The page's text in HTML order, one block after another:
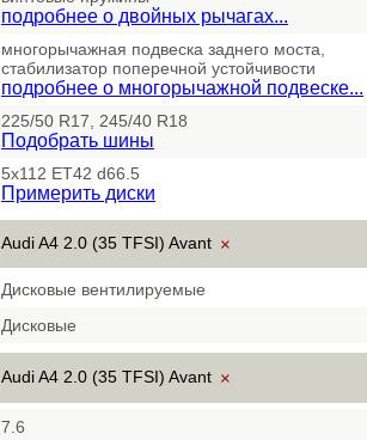
подробнее о двойных рычагах...
многорычажная подвеска заднего моста,
стабилизатор поперечной устойчивости
подробнее о многорычажной подвеске...
225/50 R17, 245/40 R18
Подобрать шины
5x112 ET42 d66.5
Примерить диски
Audi A4 2.0 (35 TFSI) Avant ×
Дисковые вентилируемые
Дисковые
Audi A4 2.0 (35 TFSI) Avant ×
7.6